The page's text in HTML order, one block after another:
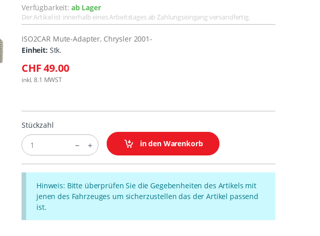
Verfügbarkeit: ab Lager
Der Artikel ist innerhalb eines Arbeitstages ab Zahlungseingang versandfertig.
ISO2CAR Mute-Adapter, Chrysler 2001-
Einheit: Stk.
CHF 49.00
inkl. 8.1 MWST
Stückzahl
in den Warenkorb
Hinweis: Bitte überprüfen Sie die Gegebenheiten des Artikels mit
jenen des Fahrzeuges um sicherzustellen das der Artikel passend
ist.